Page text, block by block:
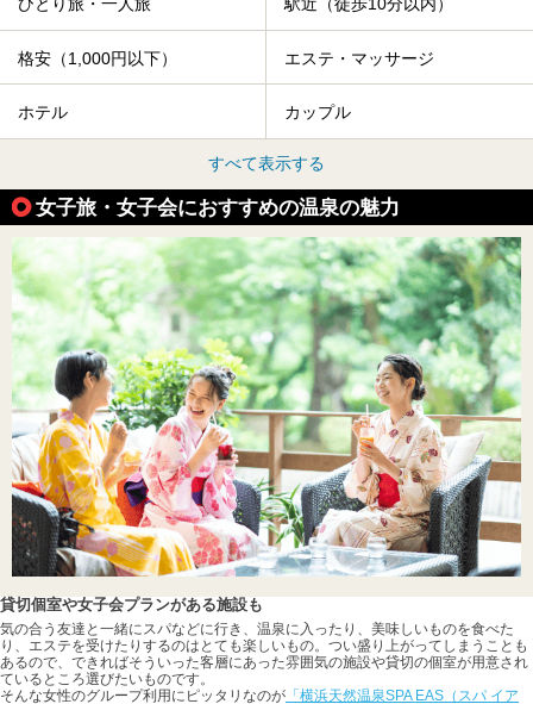
ひとり旅・一人旅 駅近（徒歩10分以内）
格安（1,000円以下） エステ・マッサージ
ホテル カップル
すべて表示する
女子旅・女子会におすすめの温泉の魅力
貸切個室や女子会プランがある施設も
気の合う友達と一緒にスパなどに行き、温泉に入ったり、美味しいものを食べた
り、エステを受けたりするのはとても楽しいもの。つい盛り上がってしまうことも
あるので、できればそういった客層にあった雰囲気の施設や貸切の個室が用意され
ているところ選びたいものです。
そんな女性のグループ利用にピッタリなのが 「横浜天然温泉SPA EAS（スパ イア